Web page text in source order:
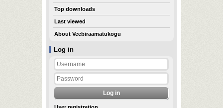
Log in
Top downloads
Last viewed
About Veebiraamatukogu